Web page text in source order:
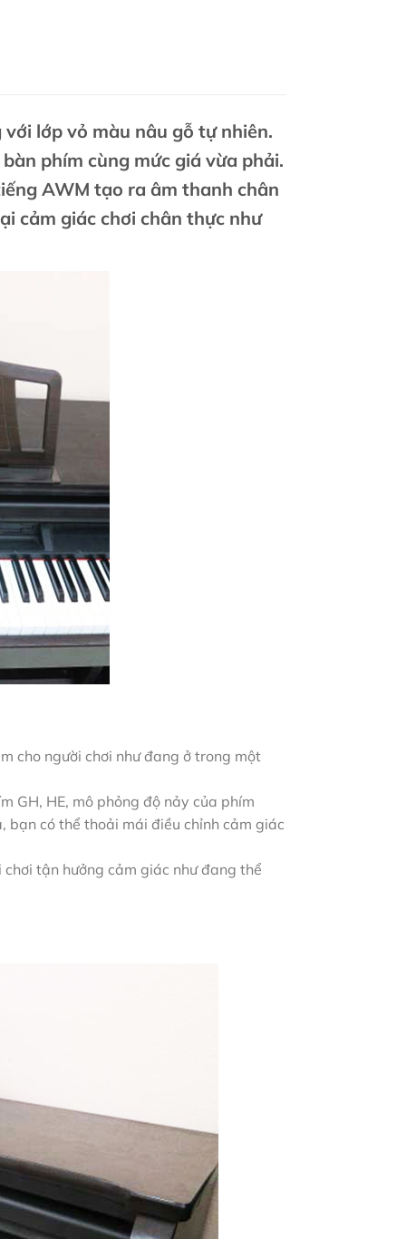
lớp vỏ màu nâu gỗ tự nhiên.
phím cùng mức giá vừa phải.
AWM tạo ra âm thanh chân
cảm giác chơi chân thực như
cho người chơi như đang ở trong một
GH, HE, mô phỏng độ nảy của phím
có thể thoải mái điều chỉnh cảm giác
tận hưởng cảm giác như đang thể